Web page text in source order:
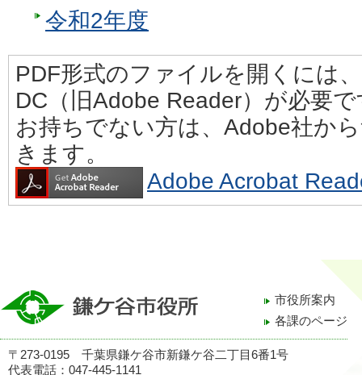
令和2年度
PDF形式のファイルを開くには
DC（旧Adobe Reader）が必要
お持ちでない方は、Adobe社か
きます。
Adobe Acrobat
市役所案内
各課のページ
〒273-0195 千葉県鎌ケ谷市新鎌ケ谷二丁目6番1号
代表電話：047-445-1141